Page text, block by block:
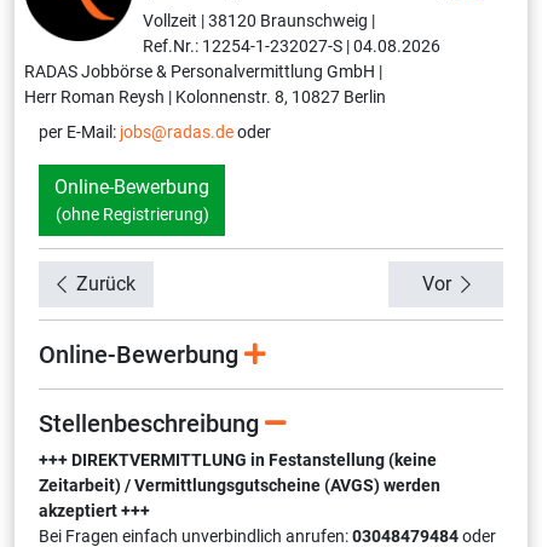
Vollzeit |38120 Braunschweig |
Ref.Nr.: 12254-1-232027-S |04.08.2026
RADAS Jobbörse & Personalvermittlung GmbH |
Herr Roman Reysh | Kolonnenstr. 8, 10827 Berlin
per E-Mail: jobs@radas.deoder
Online-Bewerbung
(ohne Registrierung)
Zurück Vor
Online-Bewerbung
Stellenbeschreibung
+++ DIREKTVERMITTLUNG in Festanstellung (keine
Zeitarbeit) / Vermittlungsgutscheine (AVGS) werden
akzeptiert +++
Bei Fragen einfach unverbindlich anrufen:03048479484oder